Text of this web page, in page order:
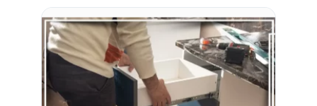
مطابخ شاملة تُعنى بكافة التفاصيل الدقيقة في
المطبخ. كل ذلك مع الحفاظ على تكاليف معقولة
وخدمة سريعة لضمان راحتك ورضاك التام. تواصل معنا
الآن للحصول على أفضل خدمة صيانة مطابخ بالمملكة،
واستمتع بمطبخ نظيف وآمن وجاهز للاستخدام دائمًا.
إذا كنت تحلم بمطبخ جديد يلبي احتياجاتك